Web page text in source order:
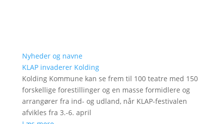
Nyheder og navne
KLAP invaderer Kolding
Kolding Kommune kan se frem til 100 teatre med 150
forskellige forestillinger og en masse formidlere og
arrangører fra ind- og udland, når KLAP-festivalen
afvikles fra 3.-6. april